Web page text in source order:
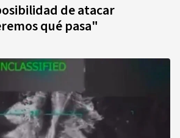
de atacar
qué pasa"